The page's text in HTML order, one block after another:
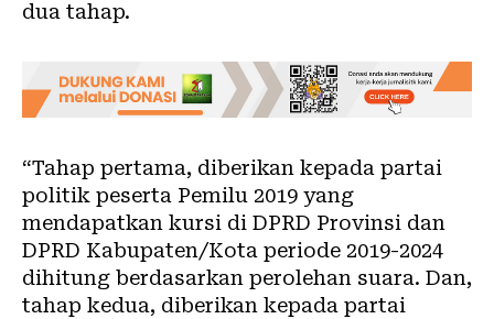
dua tahap.
“Tahap pertama, diberikan kepada partai
politik peserta Pemilu 2019 yang
mendapatkan kursi di DPRD Provinsi dan
DPRD Kabupaten/Kota periode 2019-2024
dihitung berdasarkan perolehan suara. Dan,
tahap kedua, diberikan kepada partai